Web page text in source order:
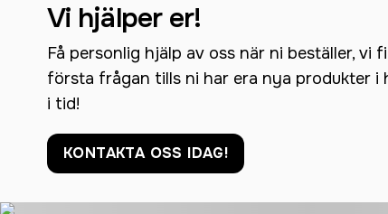
Vi hjälper er!
Få personlig hjälp av oss när ni beställer, vi
första frågan tills ni har era nya produkter i
i tid!
KONTAKTA OSS IDAG!